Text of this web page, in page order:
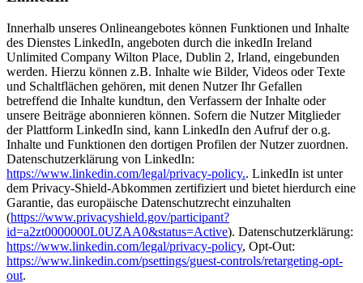
Innerhalb unseres Onlineangebotes können Funktionen und Inhalte
des Dienstes LinkedIn, angeboten durch die inkedIn Ireland
Unlimited Company Wilton Place, Dublin 2, Irland, eingebunden
werden. Hierzu können z.B. Inhalte wie Bilder, Videos oder Texte
und Schaltflächen gehören, mit denen Nutzer Ihr Gefallen
betreffend die Inhalte kundtun, den Verfassern der Inhalte oder
unsere Beiträge abonnieren können. Sofern die Nutzer Mitglieder
der Plattform LinkedIn sind, kann LinkedIn den Aufruf der o.g.
Inhalte und Funktionen den dortigen Profilen der Nutzer zuordnen.
Datenschutzerklärung von LinkedIn:
https://www.linkedin.com/legal/privacy-policy.. LinkedIn ist unter
dem Privacy-Shield-Abkommen zertifiziert und bietet hierdurch eine
Garantie, das europäische Datenschutzrecht einzuhalten
(https://www.privacyshield.gov/participant?
id=a2zt0000000L0UZAA0&status=Active). Datenschutzerklärung:
https://www.linkedin.com/legal/privacy-policy, Opt-Out:
https://www.linkedin.com/psettings/guest-controls/retargeting-opt-
out.